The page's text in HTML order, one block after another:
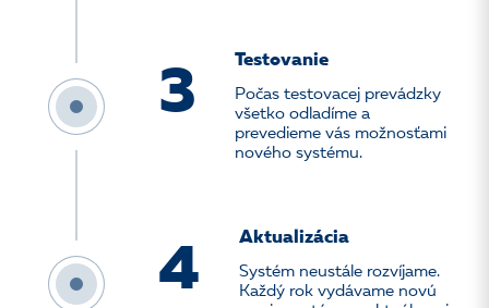
3
Testovanie
Počas testovacej prevádzky
všetko odladíme a
prevedieme vás možnosťami
nového systému.
4
Aktualizácia
Systém neustále rozvíjame.
Každý rok vydávame novú